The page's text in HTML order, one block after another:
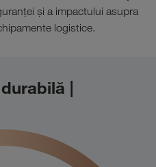
și a impactului asupra
logistice.
|